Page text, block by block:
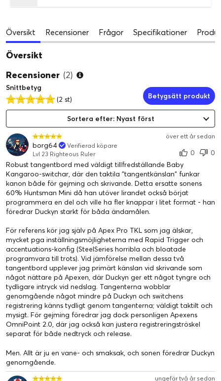
Översikt Recensioner Frågor Specifikationer
Översikt
Recensioner (2)
Snittbetyg
(2 st)
Betygsätt produkt
Sortera efter: Nyast först
över ett år sedan
borg64
Verifierad köpare
Lvl 23 Righteous Ruler
0
0
Robust tangentbord med väldigt tillfredställande Baby
Kangaroo-switchar, där den taktila "tangentkänslan" funkar
kanon både för gejming och skrivande. Detta ersatte sonens
60% Huntsman Mini då han utöver lirandet också börjat
programmera en del och ville ha fler knappar i litet format - han
föredrar Duckyn starkt för båda ändamålen.
För referens kör jag själv på Apex Pro TKL som jag älskar,
mycket pga inställningsmöjligheterna med Rapid Trigger och
accentuations-konfig (SteelSeries horribla och bloatade
programvara till trots). Vid jämförelse mellan dessa två
tangentbord upplever jag primärt känslan vid skrivande som
något nättare på Apexen, där Duckyn ger ett något tyngre och
tydligare intryck vid nedslag. Tangenterna wobblar
genomgående något mindre på Duckyn och switchens
registrering känns tydligt genom tangenterna; väldigt taktilt och
mysigt. För gejming föredrar jag dock personligen Apexens
OmniPoint 2.0, där jag också kan justera registreringströskel
separat för både nedtryck och release.
Men. Allt är ju en vane- och smaksak, och sonen föredrar Duckyn
genomgående.
ungefär två år sedan